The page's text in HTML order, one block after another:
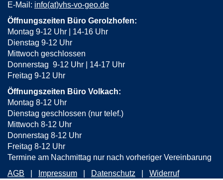
E-Mail: info(at)vhs-vo-geo.de
Öffnungszeiten Büro Gerolzhofen:
Montag 9-12 Uhr | 14-16 Uhr
Dienstag 9-12 Uhr
Mittwoch geschlossen
Donnerstag 9-12 Uhr | 14-17 Uhr
Freitag 9-12 Uhr
Öffnungszeiten Büro Volkach:
Montag 8-12 Uhr
Dienstag geschlossen (nur telef.)
Mittwoch 8-12 Uhr
Donnerstag 8-12 Uhr
Freitag 8-12 Uhr
Termine am Nachmittag nur nach vorheriger Vereinbarung
AGB
Impressum Datenschutz Widerruf